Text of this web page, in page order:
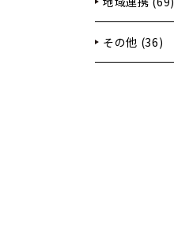
その他 (36)